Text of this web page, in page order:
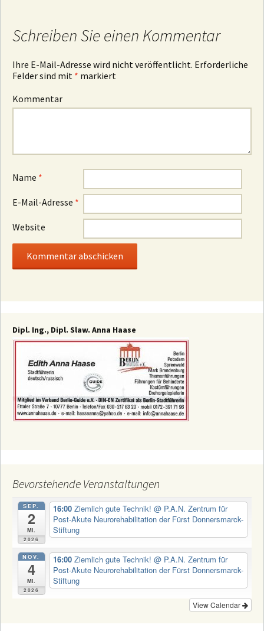
Schreiben Sie einen Kommentar
Ihre E-Mail-Adresse wird nicht veröffentlicht. Erforderliche
Felder sind mit * markiert
Kommentar
Name *
E-Mail-Adresse *
Website
Dipl. Ing., Dipl. Slaw. Anna Haase
Bevorstehende Veranstaltungen
SEP.
2
Mi.
2026
16:00 Ziemlich gute Technik! @ P.A.N. Zentrum für
Post-Akute Neurorehabilitation der Fürst Donnersmarck-
Stiftung
NOV.
4
Mi.
2026
16:00 Ziemlich gute Technik! @ P.A.N. Zentrum für
Post-Akute Neurorehabilitation der Fürst Donnersmarck-
Stiftung
View Calendar